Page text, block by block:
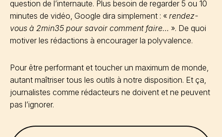
question de l’internaute. Plus besoin de regarder 5 ou 10
minutes de vidéo, Google dira simplement : « rendez-
vous à 2min35 pour savoir comment faire… ». De quoi
motiver les rédactions à encourager la polyvalence.
Pour être performant et toucher un maximum de monde,
autant maîtriser tous les outils à notre disposition. Et ça,
journalistes comme rédacteurs ne doivent et ne peuvent
pas l’ignorer.